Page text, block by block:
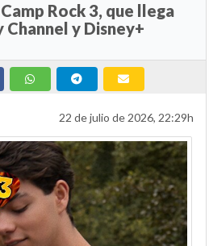
Rock 3, que llega
Channel y Disney+
22 de julio de 2026, 22:29h